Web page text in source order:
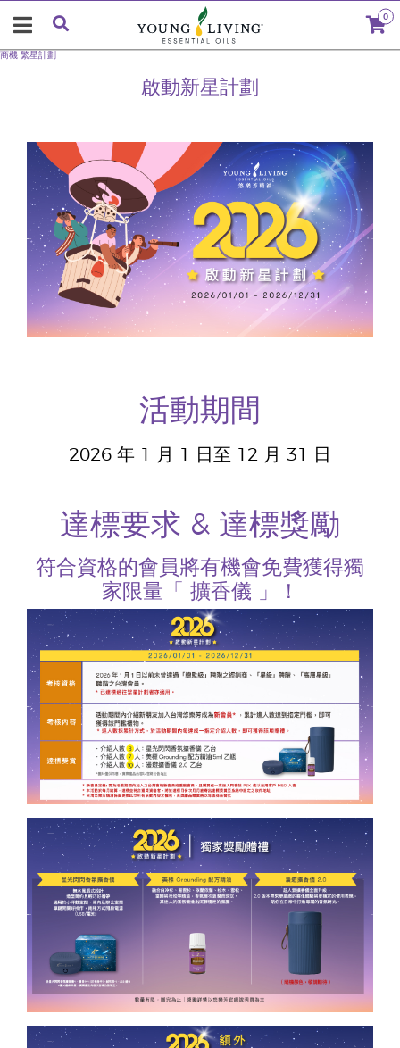
0
啟動新星計劃
商機 繁星計劃
活動期間
2026 年 1 月 1 日至 12 月 31 日
達標要求 & 達標獎勵
符合資格的會員將有機會免費獲得獨
家限量「 擴香儀 」！